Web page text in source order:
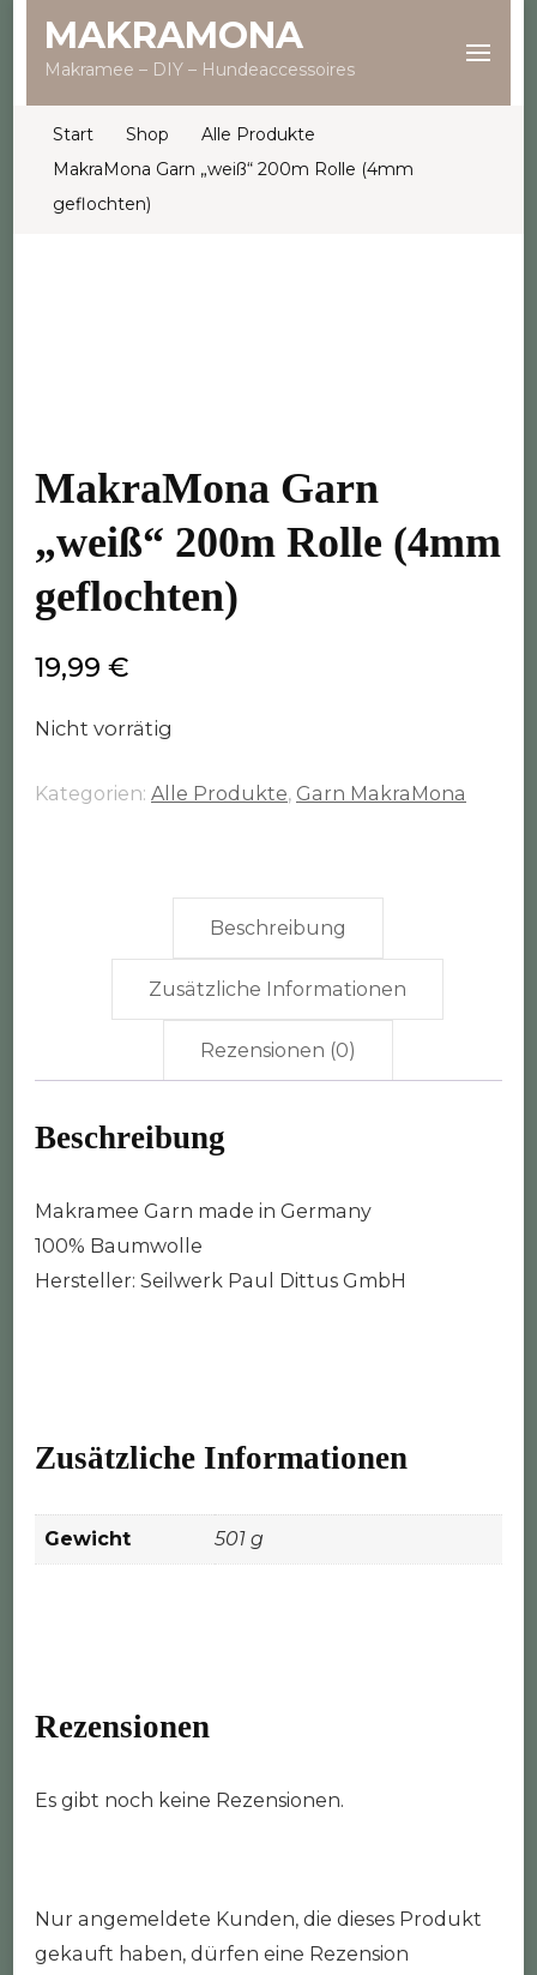
MAKRAMONA
Makramee – DIY – Hundeaccessoires
Start Shop
Alle Produkte
MakraMona Garn „weiß“ 200m Rolle (4mm
geflochten)
MakraMona Garn
„weiß“ 200m Rolle (4mm
geflochten)
19,99 €
Nicht vorrätig
Kategorien: Alle Produkte, Garn MakraMona
Beschreibung
Zusätzliche Informationen
Rezensionen (0)
Beschreibung
Makramee Garn made in Germany
100% Baumwolle
Hersteller: Seilwerk Paul Dittus GmbH
Zusätzliche Informationen
Gewicht 501 g
Rezensionen
Es gibt noch keine Rezensionen.
Nur angemeldete Kunden, die dieses Produkt
gekauft haben, dürfen eine Rezension